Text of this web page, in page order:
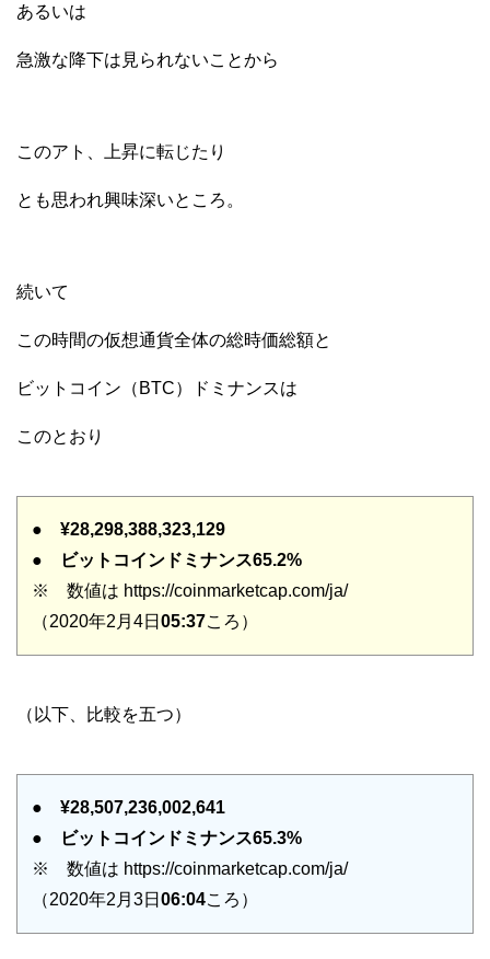
あるいは
急激な降下は見られないことから
このアト、上昇に転じたり
とも思われ興味深いところ。
続いて
この時間の仮想通貨全体の総時価総額と
ビットコイン（BTC）ドミナンスは
このとおり
● ¥28,298,388,323,129
●
ビットコインドミナンス65.2%
※ 数値は https://coinmarketcap.com/ja/
（2020年2月4日 05:37ころ）
（以下、比較を五つ）
● ¥28,507,236,002,641
●
ビットコインドミナンス65.3%
※ 数値は https://coinmarketcap.com/ja/
（2020年2月3日 06:04ころ）